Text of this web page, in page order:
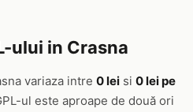
ului in Crasna
variaza intre 0 lei si 0 lei pe
ul este aproape de două ori